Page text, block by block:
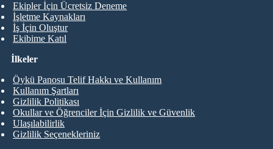
Ekipler İçin Ücretsiz Deneme
İşletme Kaynakları
İş İçin Oluştur
Ekibime Katıl
İlkeler
Öykü Panosu Telif Hakkı ve Kullanım
Kullanım Şartları
Gizlilik Politikası
Okullar ve Öğrenciler İçin Gizlilik ve Güvenlik
Ulaşılabilirlik
Gizlilik Seçenekleriniz